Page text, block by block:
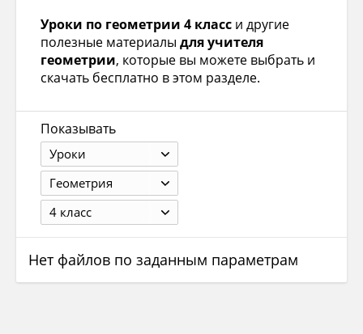
Уроки по геометрии 4 класс и другие
полезные материалы для учителя
геометрии, которые вы можете выбрать и
скачать бесплатно в этом разделе.
Показывать
Уроки
Геометрия
4 класс
Нет файлов по заданным параметрам